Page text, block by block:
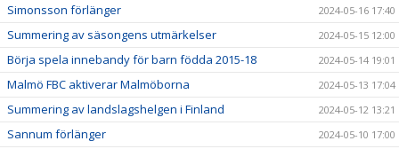
Simonsson förlänger 2024-05-16 17:40
Summering av säsongens utmärkelser 2024-05-15 12:00
Börja spela innebandy för barn födda 2015-18 2024-05-14 19:01
Malmö FBC aktiverar Malmöborna 2024-05-13 17:04
Summering av landslagshelgen i Finland 2024-05-12 13:21
Sannum förlänger 2024-05-10 17:00